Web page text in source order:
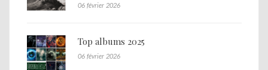
06 février 2026
Top albums 2025
06 février 2026